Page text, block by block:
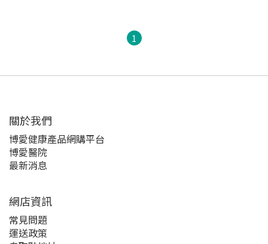
1
關於我們‎
博愛健康產品網購平台
博愛醫院
最新消息
網店資訊
常見問題
運送政策